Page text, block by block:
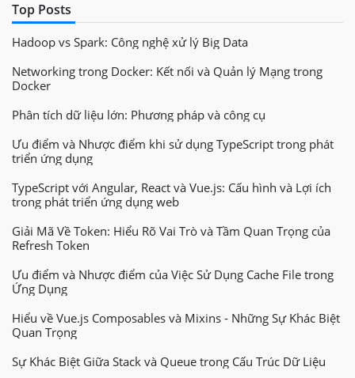
Top Posts
Hadoop vs Spark: Công nghệ xử lý Big Data
Networking trong Docker: Kết nối và Quản lý Mạng trong
Docker
Phân tích dữ liệu lớn: Phương pháp và công cụ
Ưu điểm và Nhược điểm khi sử dụng TypeScript trong phát
triển ứng dụng
TypeScript với Angular, React và Vue.js: Cấu hình và Lợi ích
trong phát triển ứng dụng web
Giải Mã Về Token: Hiểu Rõ Vai Trò và Tầm Quan Trọng của
Refresh Token
Ưu điểm và Nhược điểm của Việc Sử Dụng Cache File trong
Ứng Dụng
Hiểu về Vue.js Composables và Mixins - Những Sự Khác Biệt
Quan Trọng
Sự Khác Biệt Giữa Stack và Queue trong Cấu Trúc Dữ Liệu